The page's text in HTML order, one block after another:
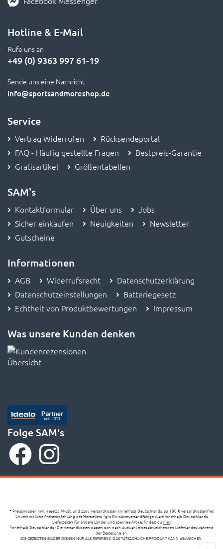
Hotline & E-Mail
Rufe uns an
+49 (0) 9363 997 61-19
Sende uns eine Nachricht
info@sportsandmoreshop.de
Service
Vertrag Widerrufen
Rücksendeportal
FAQ - Häufig gestellte Fragen
Bestpreis-Garantie
Gratisartikel
Größentabellen
SAM's
Kontaktformular Über uns
Jobs
Sicher einkaufen
Neuigkeiten
Newsletter
Gutscheine
Informationen
AGB Widerrufsrecht
Datenschutzerklärung
Datenschutzeinstellungen
Batteriegesetz
Echtheit von Produktbewertungen
Impressum
Was unsere Kunden denken
Folge SAM's
* Preisangaben inkl. gesetzl. MwSt. und zzgl. Versandkosten (innerhalb Deutschlands, ab 100 € versandkostenfrei)
1Unverbindliche Preisempfehlung des Herstellers, 2gilt für paketversandfähige Ware innerhalb Deutschlands,
Lieferzeiten für andere Länder und sperrige Artikel findest du hier,
3innerhalb Deutschlands - Die Versandkosten passen sich nach Auswahl eines abweichenden Lieferlandes während
der Bestellung an.
DIE GEZEIGTEN BILDER DIENEN NUR ALS REFERENZ, DAS TATSÄCHLICHE PRODUKT KANN ABWEICHEN.